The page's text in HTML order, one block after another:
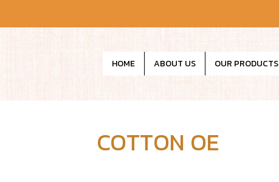
HOME ABOUT US OUR PRODUCTS
COTTON OE